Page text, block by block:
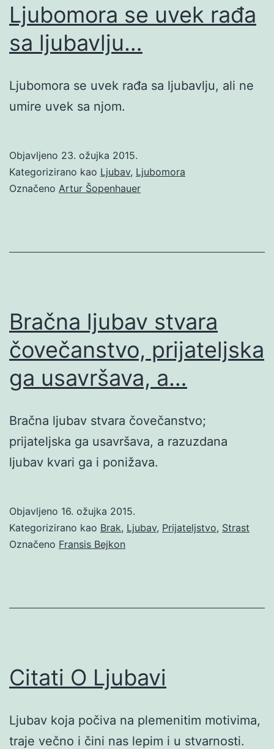
Ljubomora se uvek rađa
sa ljubavlju…
Ljubomora se uvek rađa sa ljubavlju, ali ne
umire uvek sa njom.
Objavljeno 23. ožujka 2015.
Kategorizirano kao Ljubav, Ljubomora
Označeno Artur Šopenhauer
Bračna ljubav stvara
čovečanstvo, prijateljska
ga usavršava, a…
Bračna ljubav stvara čovečanstvo;
prijateljska ga usavršava, a razuzdana
ljubav kvari ga i ponižava.
Objavljeno 16. ožujka 2015.
Kategorizirano kao Brak, Ljubav, Prijateljstvo, Strast
Označeno Fransis Bejkon
Citati O Ljubavi
Ljubav koja počiva na plemenitim motivima,
traje večno i čini nas lepim i u stvarnosti.